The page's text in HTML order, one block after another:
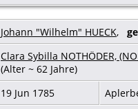
Johann "Wilhelm" HUECK,
Clara Sybilla NOTHÖDER,
(Alter ~ 62 Jahre)
19 Jun 1785